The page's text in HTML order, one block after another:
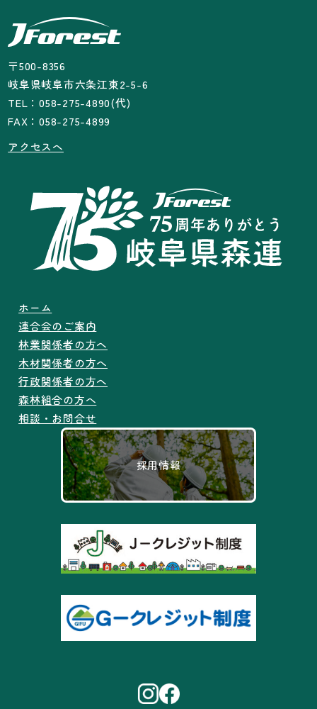
〒500-8356
岐阜県岐阜市六条江東2-5-6
TEL：058-275-4890(代)
FAX：058-275-4899
アクセスへ
ホーム
連合会のご案内
林業関係者の方へ
木材関係者の方へ
行政関係者の方へ
森林組合の方へ
相談・お問合せ
採用情報